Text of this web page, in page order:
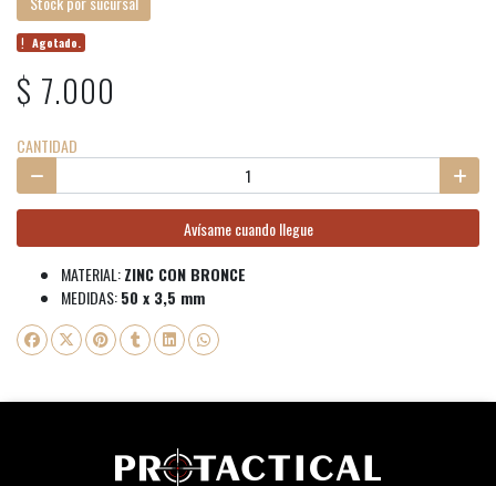
Agotado.
$ 7.000
CANTIDAD
Avísame cuando llegue
MATERIAL:ZINC CON BRONCE
MEDIDAS:50 x 3,5 mm